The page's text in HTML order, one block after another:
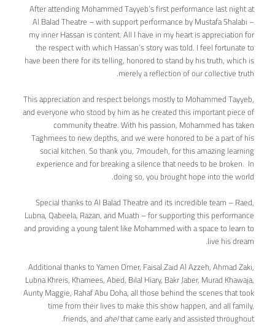
After attending Mohammed Tayyeb’s first performance last night at
Al Balad Theatre – with support performance by Mustafa Shalabi –
my inner Hassan is content. All I have in my heart is appreciation for
the respect with which Hassan’s story was told. I feel fortunate to
have been there for its telling, honored to stand by his truth, which is
merely a reflection of our collective truth.
This appreciation and respect belongs mostly to Mohammed Tayyeb,
and everyone who stood by him as he created this important piece of
community theatre. With his passion, Mohammed has taken
Taghmees to new depths, and we were honored to be a part of his
social kitchen. So thank you, 7moudeh, for this amazing learning
experience and for breaking a silence that needs to be broken. In
doing so, you brought hope into the world.
Special thanks to Al Balad Theatre and its incredible team – Raed,
Lubna, Qabeela, Razan, and Muath – for supporting this performance
and providing a young talent like Mohammed with a space to learn to
live his dream.
Additional thanks to Yamen Omer, Faisal Zaid Al Azzeh, Ahmad Zaki,
Lubna Khreis, Khamees, Abed, Bilal Hiary, Bakr Jaber, Murad Khawaja,
Aunty Maggie, Rahaf Abu Doha, all those behind the scenes that took
time from their lives to make this show happen, and all family,
friends, and ahelthat came early and assisted throughout.